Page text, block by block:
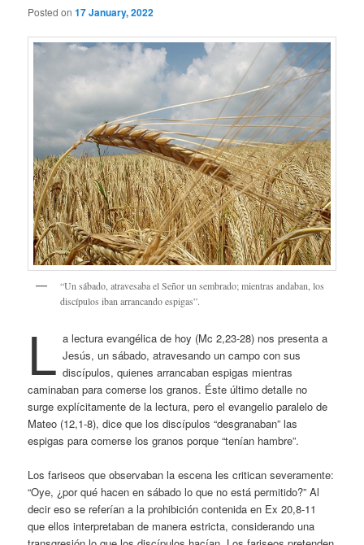
Posted on17 January, 2022
“Un sábado, atravesaba el Señor un sembrado; mientras andaban, los
discípulos iban arrancando espigas”.
L a lectura evangélica de hoy (Mc 2,23-28) nos presenta a
Jesús, un sábado, atravesando un campo con sus
discípulos, quienes arrancaban espigas mientras
caminaban para comerse los granos. Éste último detalle no
surge explícitamente de la lectura, pero el evangelio paralelo de
Mateo (12,1-8), dice que los discípulos “desgranaban” las
espigas para comerse los granos porque “tenían hambre”.
Los fariseos que observaban la escena les critican severamente:
“Oye, ¿por qué hacen en sábado lo que no está permitido?” Al
decir eso se referían a la prohibición contenida en Ex 20,8-11
que ellos interpretaban de manera estricta, considerando una